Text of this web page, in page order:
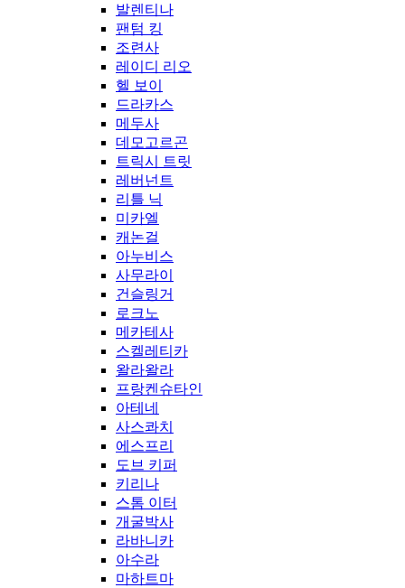
발렌티나
팬텀 킹
조련사
레이디 리오
헬 보이
드라카스
메두사
데모고르곤
트릭시 트릿
레버넌트
리틀 닉
미카엘
캐논걸
아누비스
사무라이
건슬링거
로크노
메카테사
스켈레티카
왈라왈라
프랑켄슈타인
아테네
사스콰치
에스프리
도브 키퍼
키리나
스톰 이터
개굴박사
라바니카
아수라
마하트마